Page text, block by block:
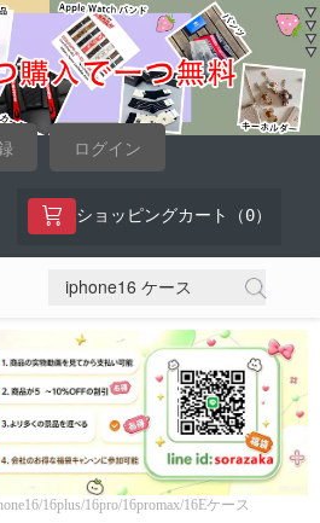
ログイン
ショッピングカート（ 0）
16plus/16pro/16promax/16Eケース